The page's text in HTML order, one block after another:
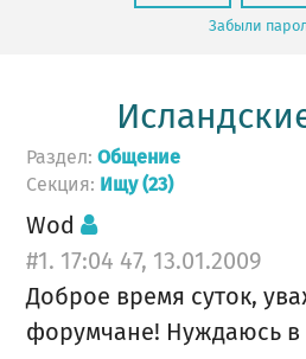
Забыли
Раздел:Общение
Секция: Ищу (23)
Wod
#1. 17:04 47, 13.01.2009
Доброе время суток,
форумчане! Нуждаюсь